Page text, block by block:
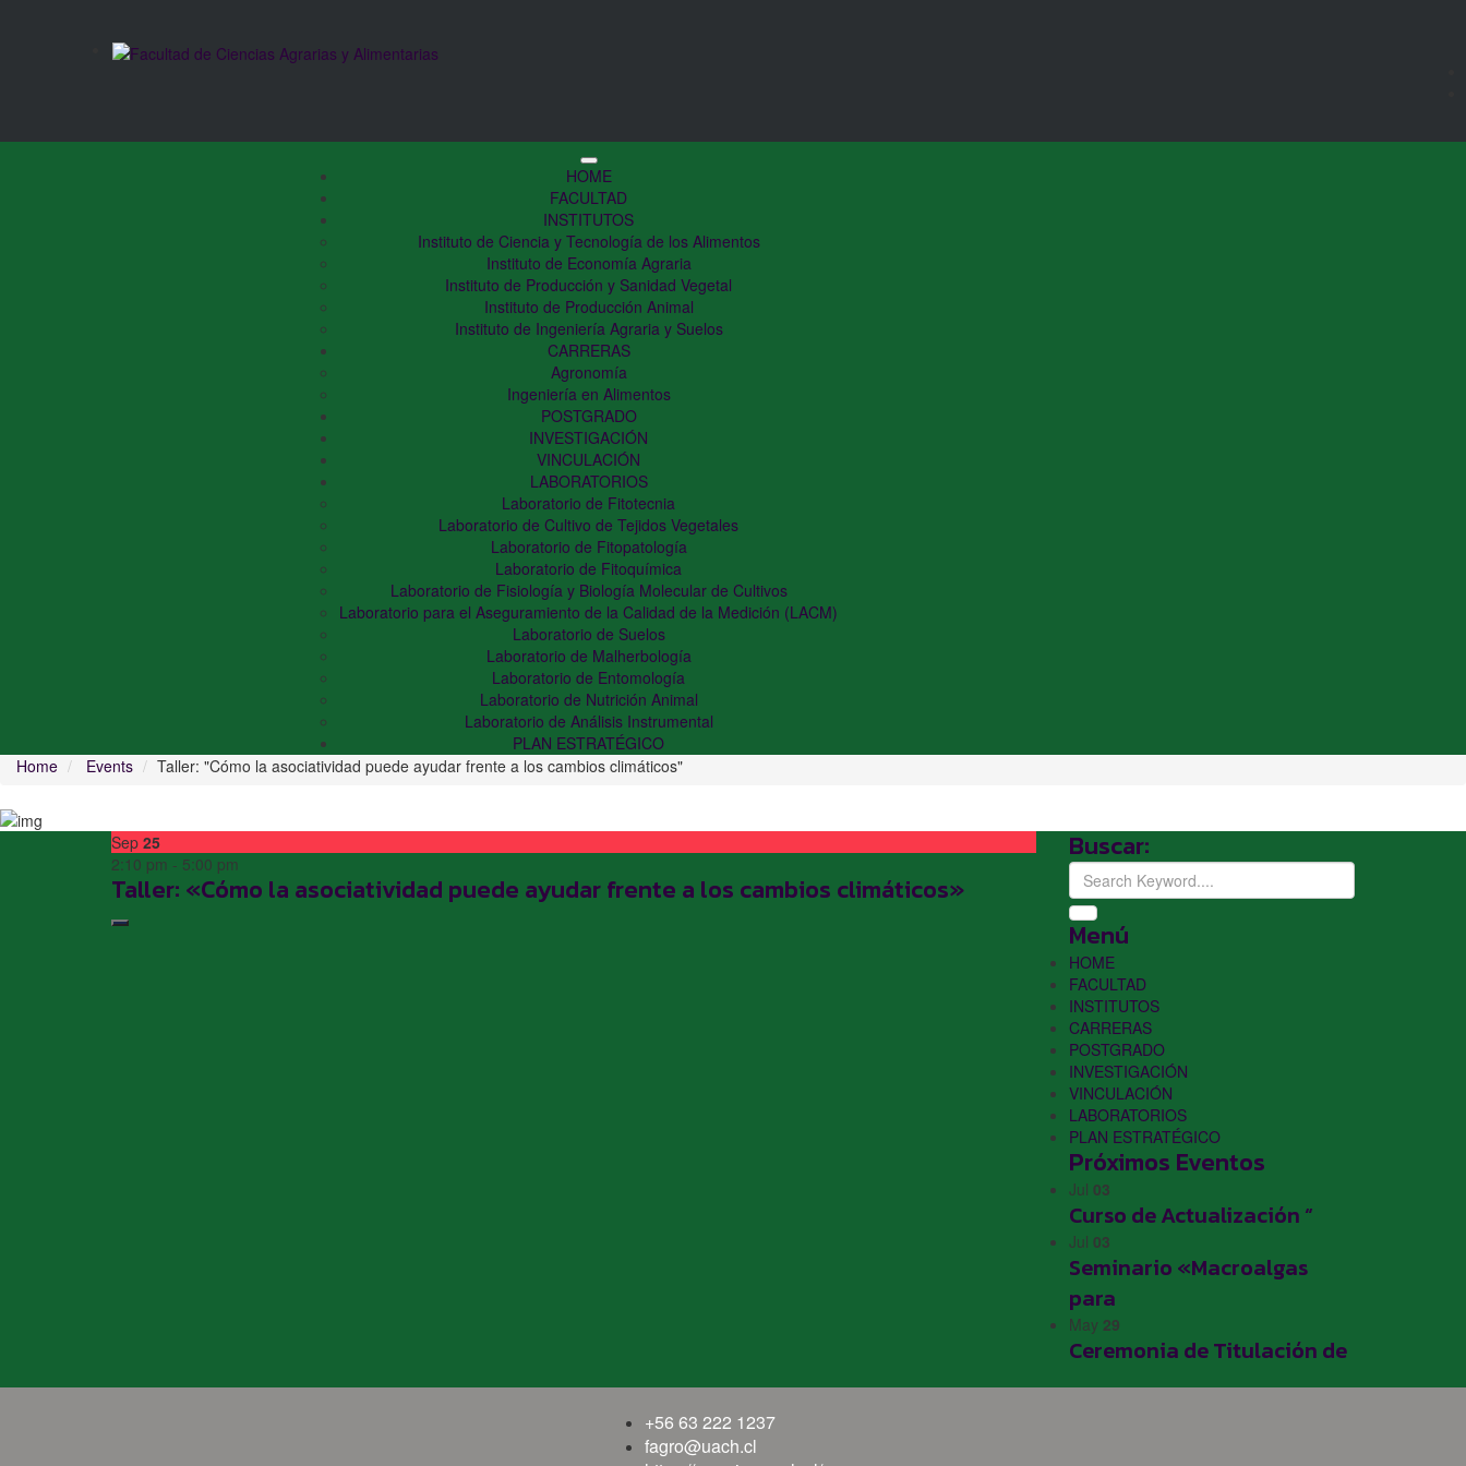
HOME
FACULTAD
INSTITUTOS
Instituto de Ciencia y Tecnología de los Alimentos
Instituto de Economía Agraria
Instituto de Producción y Sanidad Vegetal
Instituto de Producción Animal
Instituto de Ingeniería Agraria y Suelos
CARRERAS
Agronomía
Ingeniería en Alimentos
POSTGRADO
INVESTIGACIÓN
VINCULACIÓN
LABORATORIOS
Laboratorio de Fitotecnia
Laboratorio de Cultivo de Tejidos Vegetales
Laboratorio de Fitopatología
Laboratorio de Fitoquímica
Laboratorio de Fisiología y Biología Molecular de Cultivos
Laboratorio para el Aseguramiento de la Calidad de la Medición (LACM)
Laboratorio de Suelos
Laboratorio de Malherbología
Laboratorio de Entomología
Laboratorio de Nutrición Animal
Laboratorio de Análisis Instrumental
PLAN ESTRATÉGICO
Home
Events Taller: "Cómo la asociatividad puede ayudar frente a los cambios climáticos"
Sep 25
2:10 pm - 5:00 pm
Taller: «Cómo la asociatividad puede ayudar frente a los cambios climáticos»
Buscar:
Menú
HOME
FACULTAD
INSTITUTOS
CARRERAS
POSTGRADO
INVESTIGACIÓN
VINCULACIÓN
LABORATORIOS
PLAN ESTRATÉGICO
Próximos Eventos
Jul 03
Curso de Actualización “
Jul 03
Seminario «Macroalgas
para
May 29
Ceremonia de Titulación de
+56 63 222 1237
fagro@uach.cl